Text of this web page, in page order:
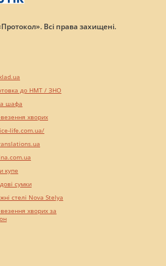
Всі права захищені.
до НМТ / ЗНО
шафа
хворих
life.com.ua/
купе
сумки
стелі Nova Stelya
хворих за